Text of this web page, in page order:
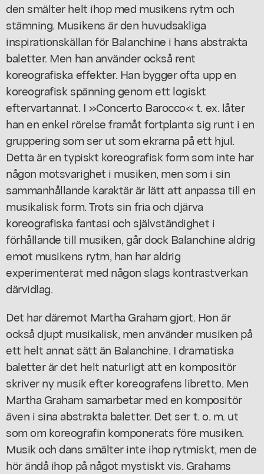
den smälter helt ihop med musikens rytm och
stämning. Musikens är den huvudsakliga
inspirationskällan för Balanchine i hans abstrakta
baletter. Men han använder också rent
koreografiska effekter. Han bygger ofta upp en
koreografisk spänning genom ett logiskt
eftervartannat. I »Concerto Barocco« t. ex. låter
han en enkel rörelse framåt fortplanta sig runt i en
gruppering som ser ut som ekrarna på ett hjul.
Detta är en typiskt koreografisk form som inte har
någon motsvarighet i musiken, men som i sin
sammanhållande karaktär är lätt att anpassa till en
musikalisk form. Trots sin fria och djärva
koreografiska fantasi och självständighet i
förhållande till musiken, går dock Balanchine aldrig
emot musikens rytm, han har aldrig
experimenterat med någon slags kontrastverkan
därvidlag.
Det har däremot Martha Graham gjort. Hon är
också djupt musikalisk, men använder musiken på
ett helt annat sätt än Balanchine. I dramatiska
baletter är det helt naturligt att en kompositör
skriver ny musik efter koreografens libretto. Men
Martha Graham samarbetar med en kompositör
även i sina abstrakta baletter. Det ser t. o. m. ut
som om koreografin komponerats före musiken.
Musik och dans smälter inte ihop rytmiskt, men de
hör ändå ihop på något mystiskt vis. Grahams